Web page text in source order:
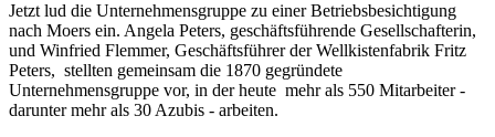
Jetzt lud die Unternehmensgruppe zu einer Betriebsbesichtigung
nach Moers ein. Angela Peters, geschäftsführende Gesellschafterin,
und Winfried Flemmer, Geschäftsführer der Wellkistenfabrik Fritz
Peters, stellten gemeinsam die 1870 gegründete
Unternehmensgruppe vor, in der heute mehr als 550 Mitarbeiter -
darunter mehr als 30 Azubis - arbeiten.